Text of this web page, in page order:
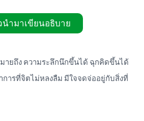
นำมาเขียนอธิบาย
ายถึง ความระลึกนึกขึ้นได้ ฉุกคิดขึ้นได้
การที่จิตไม่หลงลืม มีใจจดจ่ออยู่กับสิ่งที่